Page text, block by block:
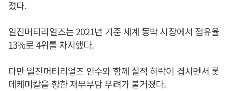
졌다.
일진머티리얼즈는 2021년 기준 세계 동박 시장에서 점유율
13%로 4위를 차지했다.
다만 일진머티리얼즈 인수와 함께 실적 하락이 겹치면서 롯
데케미칼을 향한 재무부담 우려가 불거졌다.